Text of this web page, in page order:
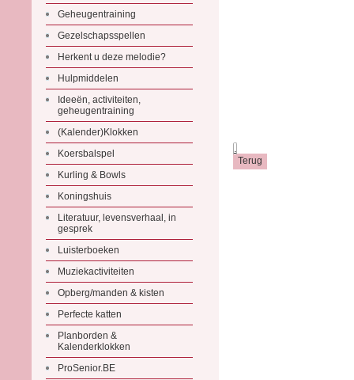
Geheugentraining
Gezelschapsspellen
Herkent u deze melodie?
Hulpmiddelen
Ideeën, activiteiten,
geheugentraining
(Kalender)Klokken
Koersbalspel
Kurling & Bowls
Koningshuis
Literatuur, levensverhaal, in
gesprek
Luisterboeken
Muziekactiviteiten
Opberg/manden & kisten
Perfecte katten
Planborden &
Kalenderklokken
ProSenior.BE
.